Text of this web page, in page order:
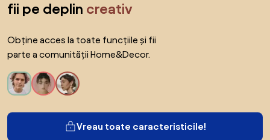
fii pe deplin creativ
Obține acces la toate funcțiile și fii
parte a comunității Home&Decor.
Vreau toate caracteristicile!